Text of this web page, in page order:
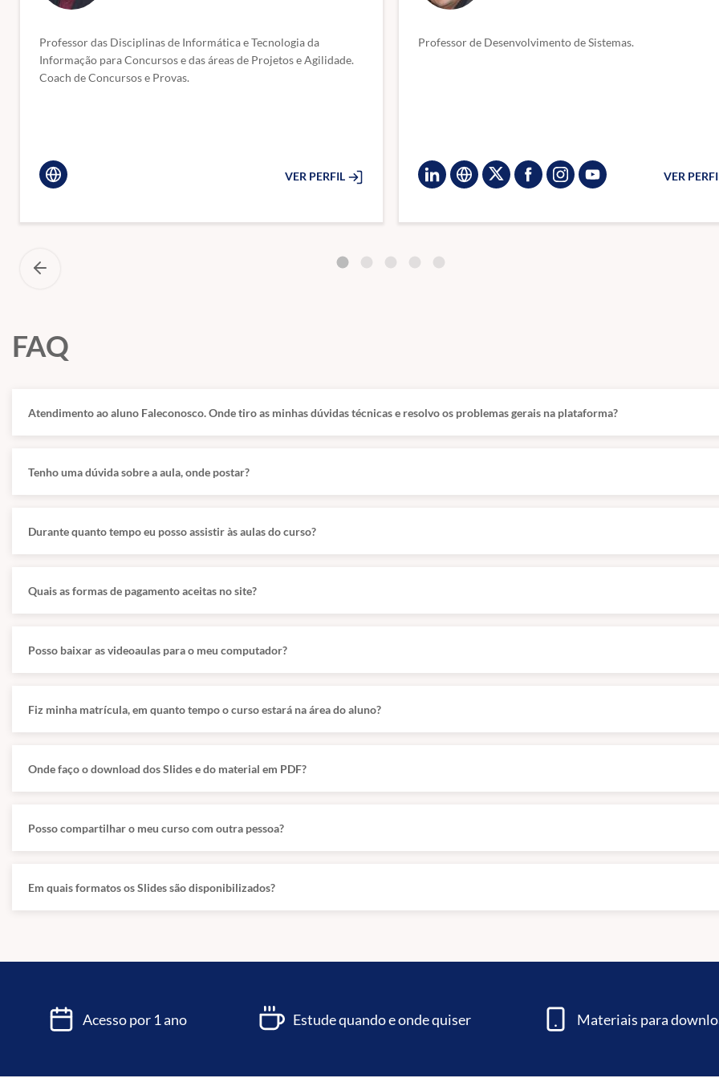
Softwares aplicativos e utilitários:
Instalação, configuração e uso de ferramentas de produtividade (PDF, compactadores de arquivos,
Atendimento e suporte técnico - NÃO IREMOS TRABALHAR: Boas práticas no atendimento técnico; registro e classificação de chamados;
suporte (1º e 2º); conceitos de Service Desk e ITIL v4; inventário e controle de ativos de TI.
segurança, backup e restauração; documentação e padronização dedados.
Inteligência artificial: Conceitos, aplicações e limitações; Modelos de Linguagem de Grande Porte (LLM); Agentes Inteligentes.
Os tópicos abaixo não serão trabalhados neste curso.
SEIG (Lei nº 12.985/2006), Contratações (Lei nº14.133/2021).
Professor das Disciplinas de Informática e Tecnologia da
Informação para Concursos e das áreas de Projetos e Agilidade.
Coach de Concursos e Provas.
VER PERFIL
Professor de Desenvolvimento de Sistemas.
VER
FAQ
Atendimento ao aluno Faleconosco. Onde tiro as minhas dúvidas técnicas e resolvo os problemas gerais na plataforma?
Tenho uma dúvida sobre a aula, onde postar?
Durante quanto tempo eu posso assistir às aulas do curso?
Quais as formas de pagamento aceitas no site?
Posso baixar as videoaulas para o meu computador?
Fiz minha matrícula, em quanto tempo o curso estará na área do aluno?
Onde faço o download dos Slides e do material em PDF?
Posso compartilhar o meu curso com outra pessoa?
Em quais formatos os Slides são disponibilizados?
Acesso por 1 ano Estude quando e onde quiser Materiais para